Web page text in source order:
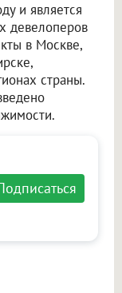
и является
девелоперов
в Москве,
страны.